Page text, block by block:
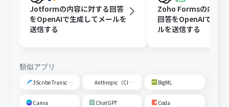
Jotformの内容に対する回答
をOpenAIで生成してメールを
送信する
Zoho Formsの内容
回答をOpenAIで生成
ルを送信する
類似アプリ
3Scribe Transcription Anthropic（Claude） BigML
Canva ChatGPT Coda